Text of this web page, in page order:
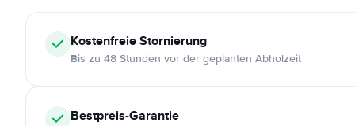
KostenfreieStornierung
Bis zu 48 Stunden vor der geplanten Abholzeit
Bestpreis-Garantie